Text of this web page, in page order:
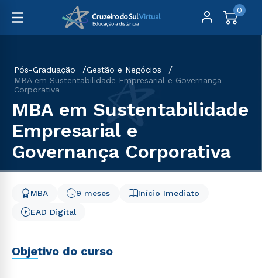
0
Pós-Graduação
Gestão e Negócios
MBA em Sustentabilidade Empresarial e Governança
Corporativa
MBA em Sustentabilidade
Empresarial e
Governança Corporativa
Início Imediato
9 meses
MBA
EAD Digital
Objetivo do curso